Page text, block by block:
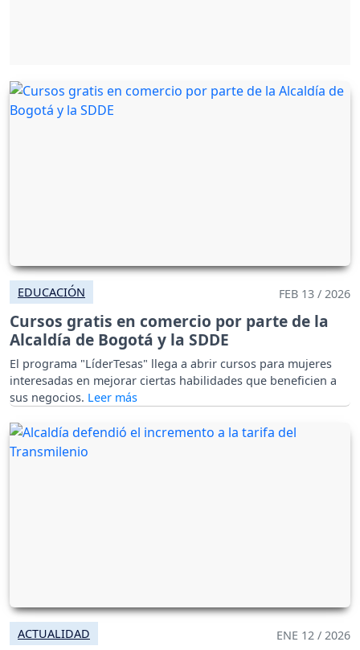
EDUCACIÓN FEB 13 / 2026
Cursos gratis en comercio por parte de la
Alcaldía de Bogotá y la SDDE
El programa "LíderTesas" llega a abrir cursos para mujeres
interesadas en mejorar ciertas habilidades que beneficien a
sus negocios.
ACTUALIDAD ENE 12 / 2026